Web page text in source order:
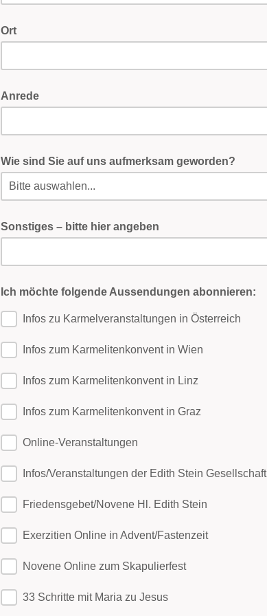
Ort
Anrede
Wie sind Sie auf uns aufmerksam geworden?
Sonstiges – bitte hier angeben
Ich möchte folgende Aussendungen abonnieren:
Infos zu Karmelveranstaltungen in Österreich
Infos zum Karmelitenkonvent in Wien
Infos zum Karmelitenkonvent in Linz
Infos zum Karmelitenkonvent in Graz
Online-Veranstaltungen
Infos/Veranstaltungen der Edith Stein Gesellschaft
Friedensgebet/Novene Hl. Edith Stein
Exerzitien Online in Advent/Fastenzeit
Novene Online zum Skapulierfest
33 Schritte mit Maria zu Jesus